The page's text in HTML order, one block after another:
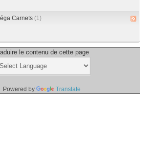
Carnets (1)
le contenu de cette page
Powered by Translate